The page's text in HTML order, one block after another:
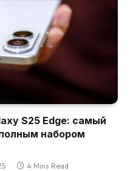
S25 Edge: самый
набором
4 Mins Read